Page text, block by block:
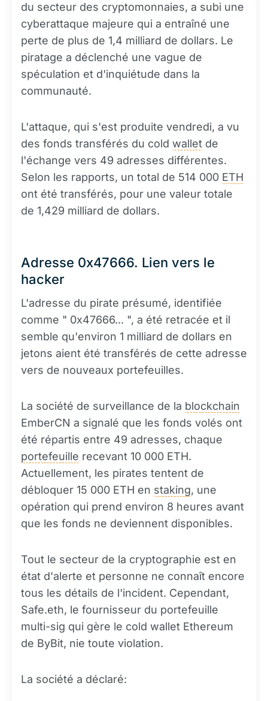
du secteur des cryptomonnaies, a subi une
cyberattaque majeure qui a entraîné une
perte de plus de 1,4 milliard de dollars. Le
piratage a déclenché une vague de
spéculation et d'inquiétude dans la
communauté.
L'attaque, qui s'est produite vendredi, a vu
des fonds transférés du cold wallet de
l'échange vers 49 adresses différentes.
Selon les rapports, un total de 514 000 ETH
ont été transférés, pour une valeur totale
de 1,429 milliard de dollars.
Adresse 0x47666. Lien vers le
hacker
L'adresse du pirate présumé, identifiée
comme " 0x47666... ", a été retracée et il
semble qu'environ 1 milliard de dollars en
jetons aient été transférés de cette adresse
vers de nouveaux portefeuilles.
La société de surveillance de la blockchain
EmberCN a signalé que les fonds volés ont
été répartis entre 49 adresses, chaque
portefeuille recevant 10 000 ETH.
Actuellement, les pirates tentent de
débloquer 15 000 ETH en staking, une
opération qui prend environ 8 heures avant
que les fonds ne deviennent disponibles.
Tout le secteur de la cryptographie est en
état d'alerte et personne ne connaît encore
tous les détails de l'incident. Cependant,
Safe.eth, le fournisseur du portefeuille
multi-sig qui gère le cold wallet Ethereum
de ByBit, nie toute violation.
La société a déclaré: